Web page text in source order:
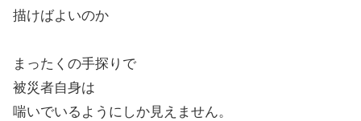
描けばよいのか
まったくの手探りで
被災者自身は
喘いでいるようにしか見えません。